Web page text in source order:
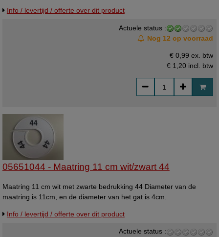
Info / levertijd / offerte over dit product
Actuele status :
Nog 12 op voorraad
€ 0,99 ex. btw
€ 1,20 incl. btw
05651044 - Maatring 11 cm wit/zwart 44
Maatring 11 cm wit met zwarte bedrukking 44 Diameter van de
maatring is 11cm, en de diameter van het gat is 4cm.
Info / levertijd / offerte over dit product
Actuele status :